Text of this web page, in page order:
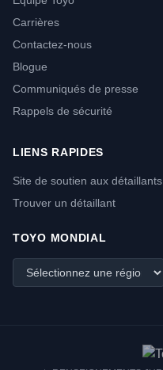
Carrières
Contactez-nous
Blogue
Communiqués de presse
Rappels de sécurité
LIENS RAPIDES
Site de soutien aux détaillants
Trouver un détaillant
TOYO MONDIAL